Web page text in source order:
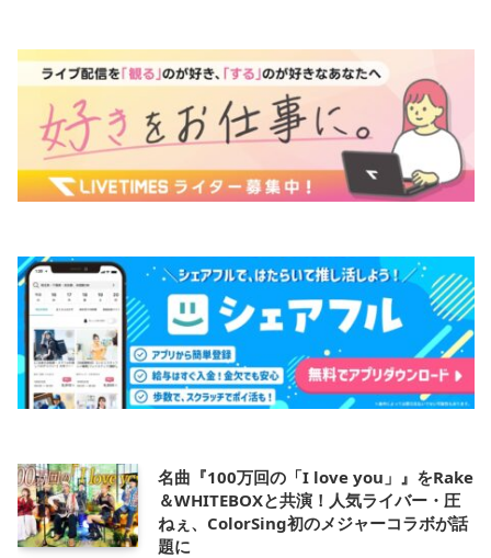
名曲『100万回の「I love you」』をRake
＆WHITEBOXと共演！人気ライバー・圧
ねぇ、ColorSing初のメジャーコラボが話
題に